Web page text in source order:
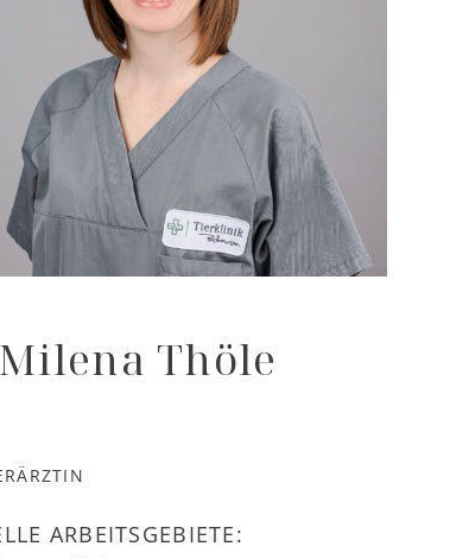
Thöle
ARBEITSGEBIETE: